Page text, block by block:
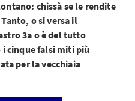
chissà se le rendite
o si versa il
3a o è del tutto
i cinque falsi miti più
per la vecchiaia